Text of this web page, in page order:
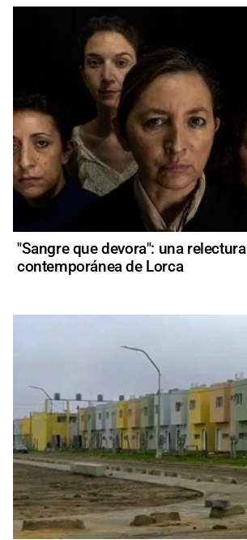
"Sangre que devora": una relectura
contemporánea de Lorca